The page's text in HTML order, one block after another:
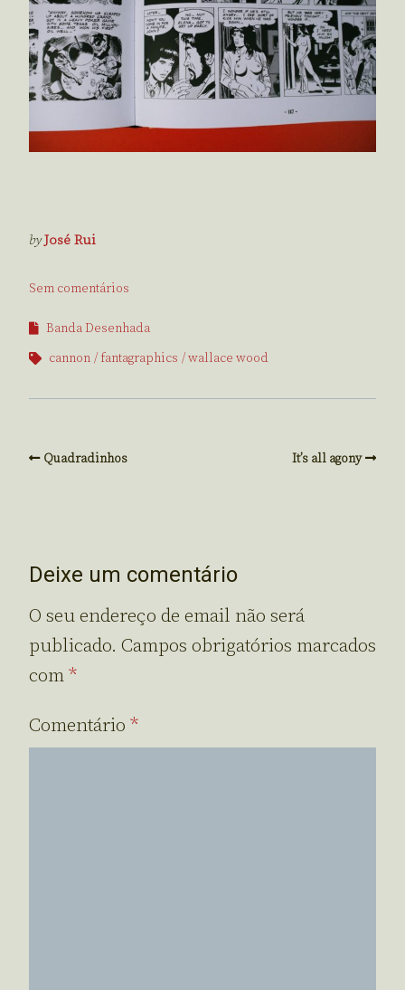
byJosé Rui
Sem comentários
Banda Desenhada
cannon
fantagraphics wallace wood
Quadradinhos It’s all agony
Deixe um comentário
O seu endereço de email não será
publicado. Campos obrigatórios marcados
com*
Comentário *